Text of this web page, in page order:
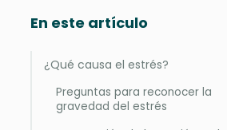
En este artículo
¿Qué causa el estrés?
Preguntas para reconocer la
gravedad del estrés